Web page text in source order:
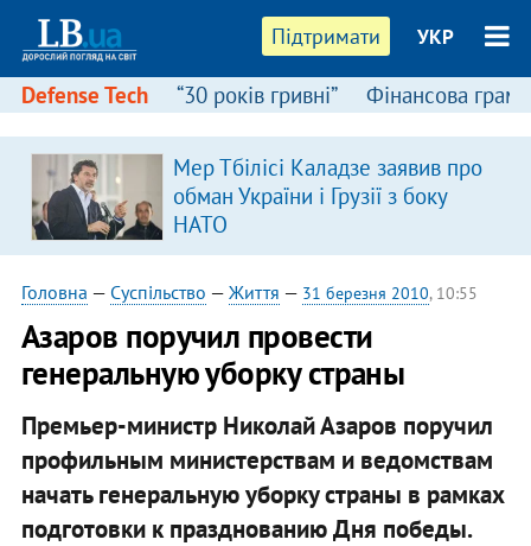
Підтримати УКР
Defense Tech “30 років гривні” Фінансова
Мер Тбілісі Каладзе заявив про
обман України і Грузії з боку
НАТО
Головна — Суспільство — Життя — 31 березня 2010, 10:55
Азаров поручил провести
генеральную уборку страны
Премьер-министр Николай Азаров поручил
профильным министерствам и ведомствам
начать генеральную уборку страны в рамках
подготовки к празднованию Дня победы.